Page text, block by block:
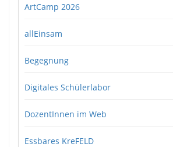
ArtCamp 2026
allEinsam
Begegnung
Digitales Schülerlabor
DozentInnen im Web
Essbares KreFELD